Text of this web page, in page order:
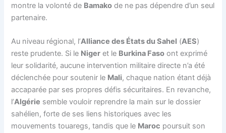
montre la volonté de Bamako de ne pas dépendre d’un seul
partenaire.
Au niveau régional, l’Alliance des États du Sahel (AES)
reste prudente. Si le Niger et le Burkina Faso ont exprimé
leur solidarité, aucune intervention militaire directe n’a été
déclenchée pour soutenir le Mali, chaque nation étant déjà
accaparée par ses propres défis sécuritaires. En revanche,
l’Algérie semble vouloir reprendre la main sur le dossier
sahélien, forte de ses liens historiques avec les
mouvements touaregs, tandis que le Maroc poursuit son